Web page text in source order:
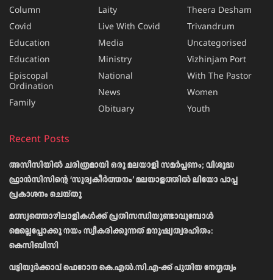
Column
Covid
Education
Education
Episcopal
Ordination
Family
Laity
Live With Covid
Media
Ministry
National
News
Obituary
Theera Desham
Trivandrum
Uncategorised
Vizhinjam Port
With The Pastor
Women
Youth
Recent Posts
അസീസിയിൽ ചരിത്രമായി ഒരു മലയാളി സമർപ്പണം; വിശുദ്ധ
ഫ്രാൻസിസിന്റെ ‘സൂര്യകീർത്തനം’ മലയാളത്തിൽ ലിയോ പാപ്പ
പ്രകാശനം ചെയ്തു
മത്സ്യത്തൊഴിലാളികള്‍ക്ക് പ്രതിസന്ധിയുണ്ടാവുമ്പോള്‍
മെല്ലെപ്പോക്കു നയം സ്വീകരിക്കുന്നത് മനുഷ്യത്വരഹിതം:
കെസിബിസി
വട്ടിയൂർക്കാവ് ഫെറോന കെ.എൽ.സി.എ-ക്ക് പുതിയ നേതൃത്വം